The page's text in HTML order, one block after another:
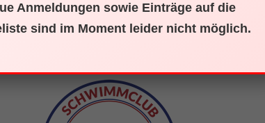
Anmeldungen sowie Einträge auf die
sind im Moment leider nicht möglich.